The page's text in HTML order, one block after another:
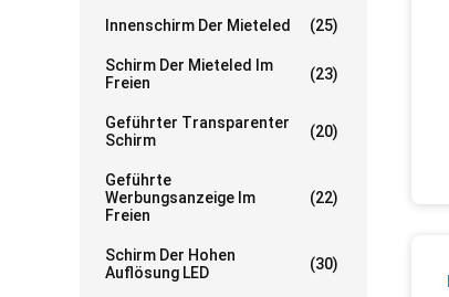
Innenschirm Der Mieteled (25)
Schirm Der Mieteled Im
Freien
(23)
Geführter Transparenter
Schirm
(20)
Geführte
Werbungsanzeige Im
Freien
(22)
Schirm Der Hohen
Auflösung LED
(30)